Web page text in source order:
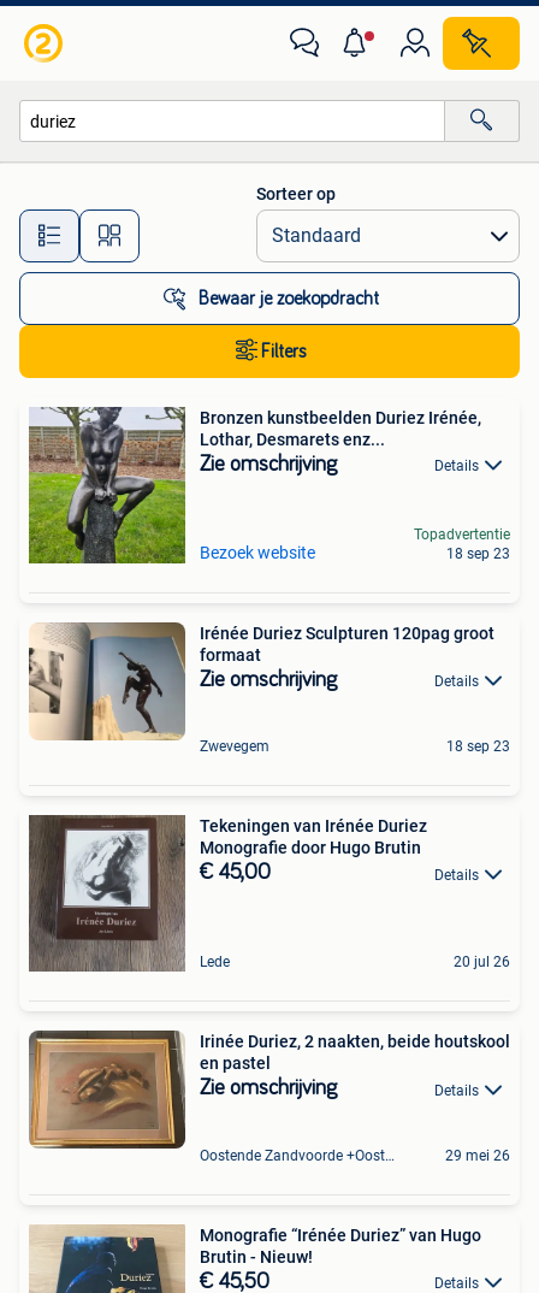
Alle afstanden…
Sorteer op
Bewaar je zoekopdracht
Filters
Bronzen kunstbeelden Duriez Irénée,
Lothar, Desmarets enz...
Zie omschrijving Details
Bezoek website
Topadvertentie
18 sep 23
Irénée Duriez Sculpturen 120pag groot
formaat
Zie omschrijving Details
Zwevegem 18 sep 23
Tekeningen van Irénée Duriez
Monografie door Hugo Brutin
€ 45,00 Details
Lede 20 jul 26
Irinée Duriez, 2 naakten, beide houtskool
en pastel
Zie omschrijving Details
Oostende Zandvoorde +Oostende 29 mei 26
Monografie “Irénée Duriez” van Hugo
Brutin - Nieuw!
€ 45,50 Details